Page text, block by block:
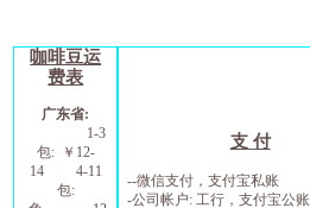
咖啡豆运
费表
广东省:
1-3
包: ￥ 12-
14
4-11
包:
支 付
--微信支付，支付宝私账
-公司帐户:工行，支付宝公账